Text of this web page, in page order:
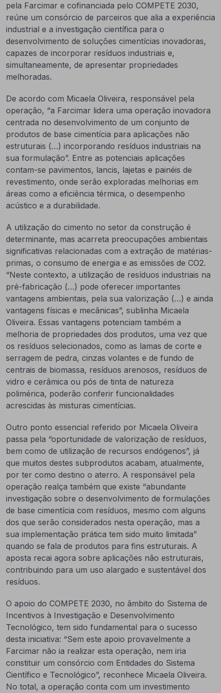
pela Farcimar e cofinanciada pelo COMPETE 2030,
reúne um consórcio de parceiros que alia a experiência
industrial e a investigação científica para o
desenvolvimento de soluções cimentícias inovadoras,
capazes de incorporar resíduos industriais e,
simultaneamente, de apresentar propriedades
melhoradas.
De acordo com Micaela Oliveira, responsável pela
operação, “a Farcimar lidera uma operação inovadora
centrada no desenvolvimento de um conjunto de
produtos de base cimentícia para aplicações não
estruturais (…) incorporando resíduos industriais na
sua formulação”. Entre as potenciais aplicações
contam-se pavimentos, lancis, lajetas e painéis de
revestimento, onde serão exploradas melhorias em
áreas como a eficiência térmica, o desempenho
acústico e a durabilidade.
A utilização do cimento no setor da construção é
determinante, mas acarreta preocupações ambientais
significativas relacionadas com a extração de matérias-
primas, o consumo de energia e as emissões de CO2.
“Neste contexto, a utilização de resíduos industriais na
pré-fabricação (…) pode oferecer importantes
vantagens ambientais, pela sua valorização (…) e ainda
vantagens físicas e mecânicas”, sublinha Micaela
Oliveira. Essas vantagens potenciam também a
melhoria de propriedades dos produtos, uma vez que
os resíduos selecionados, como as lamas de corte e
serragem de pedra, cinzas volantes e de fundo de
centrais de biomassa, resíduos arenosos, resíduos de
vidro e cerâmica ou pós de tinta de natureza
polimérica, poderão conferir funcionalidades
acrescidas às misturas cimentícias.
Outro ponto essencial referido por Micaela Oliveira
passa pela “oportunidade de valorização de resíduos,
bem como de utilização de recursos endógenos”, já
que muitos destes subprodutos acabam, atualmente,
por ter como destino o aterro. A responsável pela
operação realça também que existe “abundante
investigação sobre o desenvolvimento de formulações
de base cimentícia com resíduos, mesmo com alguns
dos que serão considerados nesta operação, mas a
sua implementação prática tem sido muito limitada”
quando se fala de produtos para fins estruturais. A
aposta recai agora sobre aplicações não estruturais,
contribuindo para um uso alargado e sustentável dos
resíduos.
O apoio do COMPETE 2030, no âmbito do Sistema de
Incentivos à Investigação e Desenvolvimento
Tecnológico, tem sido fundamental para o sucesso
desta iniciativa: “Sem este apoio provavelmente a
Farcimar não ia realizar esta operação, nem iria
constituir um consórcio com Entidades do Sistema
Científico e Tecnológico”, reconhece Micaela Oliveira.
No total, a operação conta com um investimento